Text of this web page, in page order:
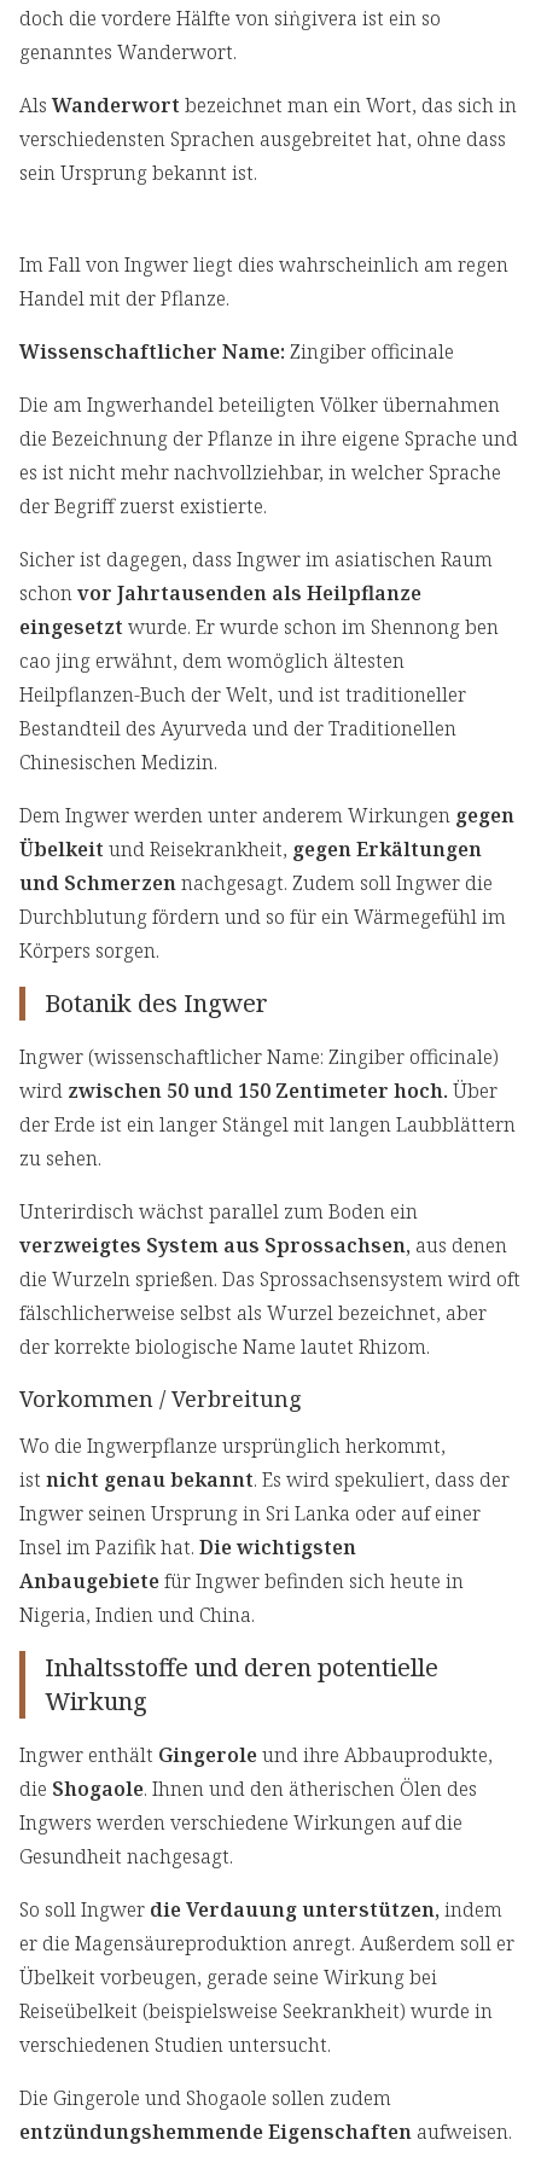
doch die vordere Hälfte von siṅgivera ist ein so
genanntes Wanderwort.
AlsWanderwort bezeichnet man ein Wort, das sich in
verschiedensten Sprachen ausgebreitet hat, ohne dass
sein Ursprung bekannt ist.
Im Fall von Ingwer liegt dies wahrscheinlich am regen
Handel mit der Pflanze.
Wissenschaftlicher Name: Zingiber officinale
Die am Ingwerhandel beteiligten Völker übernahmen
die Bezeichnung der Pflanze in ihre eigene Sprache und
es ist nicht mehr nachvollziehbar, in welcher Sprache
der Begriff zuerst existierte.
Sicher ist dagegen, dass Ingwer im asiatischen Raum
schonvor Jahrtausenden als Heilpflanze
eingesetzt wurde. Er wurde schon im Shennong ben
cao jing erwähnt, dem womöglich ältesten
Heilpflanzen-Buch der Welt, und ist traditioneller
Bestandteil des Ayurveda und der Traditionellen
Chinesischen Medizin.
Dem Ingwer werden unter anderem Wirkungen gegen
Übelkeit und Reisekrankheit, gegen Erkältungen
und Schmerzennachgesagt. Zudem soll Ingwer die
Durchblutung fördern und so für ein Wärmegefühl im
Körpers sorgen.
Botanik des Ingwer
Ingwer (wissenschaftlicher Name: Zingiber officinale)
wird zwischen 50 und 150 Zentimeter hoch. Über
der Erde ist ein langer Stängel mit langen Laubblättern
zu sehen.
Unterirdisch wächst parallel zum Boden ein
verzweigtes System aus Sprossachsen, aus denen
die Wurzeln sprießen. Das Sprossachsensystem wird oft
fälschlicherweise selbst als Wurzel bezeichnet, aber
der korrekte biologische Name lautet Rhizom.
Vorkommen / Verbreitung
Wo die Ingwerpflanze ursprünglich herkommt,
ist nicht genau bekannt. Es wird spekuliert, dass der
Ingwer seinen Ursprung in Sri Lanka oder auf einer
Insel im Pazifik hat. Die wichtigsten
Anbaugebietefür Ingwer befinden sich heute in
Nigeria, Indien und China.
Inhaltsstoffe und deren potentielle
Wirkung
Ingwer enthält Gingeroleund ihre Abbauprodukte,
die Shogaole. Ihnen und den ätherischen Ölen des
Ingwers werden verschiedene Wirkungen auf die
Gesundheit nachgesagt.
So soll Ingwer die Verdauung unterstützen, indem
er die Magensäureproduktion anregt. Außerdem soll er
Übelkeit vorbeugen, gerade seine Wirkung bei
Reiseübelkeit (beispielsweise Seekrankheit) wurde in
verschiedenen Studien untersucht.
Die Gingerole und Shogaole sollen zudem
entzündungshemmende Eigenschaften aufweisen.